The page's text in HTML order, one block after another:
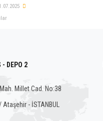
- DEPO 2
Millet Cad. No:38
Ataşehir - İSTANBUL